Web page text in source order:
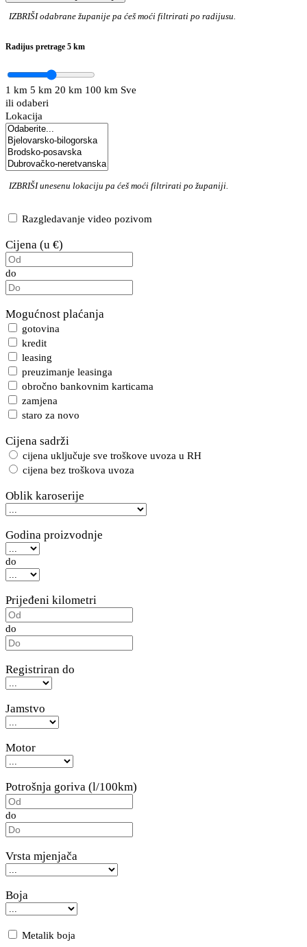
IZBRIŠIodabrane županije pa ćeš moći filtrirati po radijusu.
Radijus pretrage 5 km
1 km 5 km 20 km 100 km Sve
ili odaberi
Lokacija
IZBRIŠIunesenu lokaciju pa ćeš moći filtrirati po županiji.
Razgledavanje video pozivom
Cijena (u €)
do
Mogućnost plaćanja
gotovina
kredit
leasing
preuzimanje leasinga
obročno bankovnim karticama
zamjena
staro za novo
Cijena sadrži
cijena uključuje sve troškove uvoza u RH
cijena bez troškova uvoza
Oblik karoserije
Godina proizvodnje
do
Prijeđeni kilometri
do
Registriran do
Jamstvo
Motor
Potrošnja goriva (l/100km)
do
Vrsta mjenjača
Boja
Metalik boja